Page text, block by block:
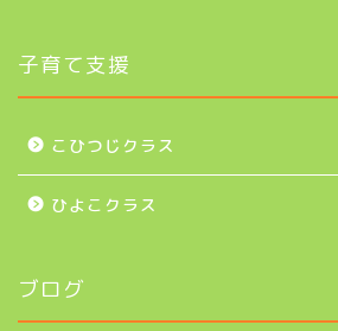
子育て支援
こひつじクラス
ひよこクラス
ブログ